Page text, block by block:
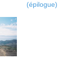
(épilogue)